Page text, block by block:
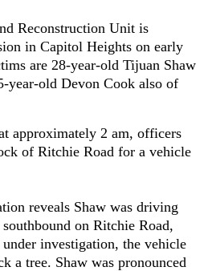
Reconstruction Unit is
in Capitol Heights on early
s are 28-year-old Tijuan Shaw
year-old Devon Cook also of
approximately 2 am, officers
of Ritchie Road for a vehicle
reveals Shaw was driving
on Ritchie Road,
investigation, the vehicle
a tree. Shaw was pronounced